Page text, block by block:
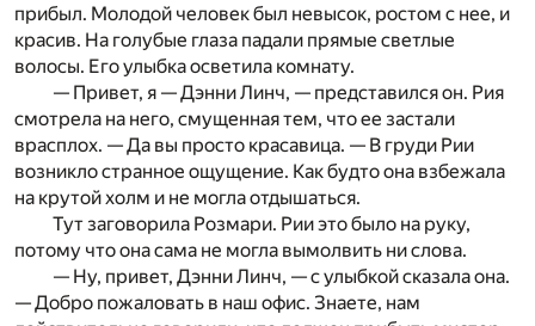
прибыл. Молодой человек был невысок, ростом с нее, и
красив. На голубые глаза падали прямые светлые
волосы. Его улыбка осветила комнату.
— Привет, я — Дэнни Линч, — представился он. Рия
смотрела на него, смущенная тем, что ее застали
врасплох. — Да вы просто красавица. — В груди Рии
возникло странное ощущение. Как будто она взбежала
на крутой холм и не могла отдышаться.
Тут заговорила Розмари. Рии это было на руку,
потому что она сама не могла вымолвить ни слова.
— Ну, привет, Дэнни Линч, — с улыбкой сказала она.
— Добро пожаловать в наш офис. Знаете, нам